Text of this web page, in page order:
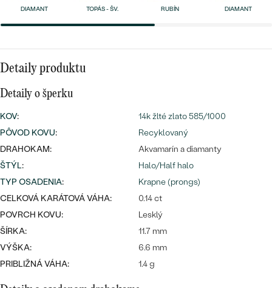
Wave kolekcia
PODĽA FARBY
NA MIERU
DIAMANTY
Najpredávanejšie
náušnice
Personalizované
prívesky
Najpredávanejšie
prstene
PREZRIEŤ
DIAMANT TOPÁS - ŠV. RUBÍN DIAMANT
Detaily produktu
Detaily o šperku
KOV:
14k žlté zlato 585/1000
PÔVOD KOVU:
Recyklovaný
DRAHOKAM:
Akvamarín a diamanty
ŠTÝL:
Halo/Half halo
TYP OSADENIA:
Krapne (prongs)
CELKOVÁ KARÁTOVÁ VÁHA:
0.14 ct
POVRCH KOVU:
Lesklý
ŠÍRKA:
11.7 mm
VÝŠKA:
6.6 mm
PRIBLIŽNÁ VÁHA:
1.4 g